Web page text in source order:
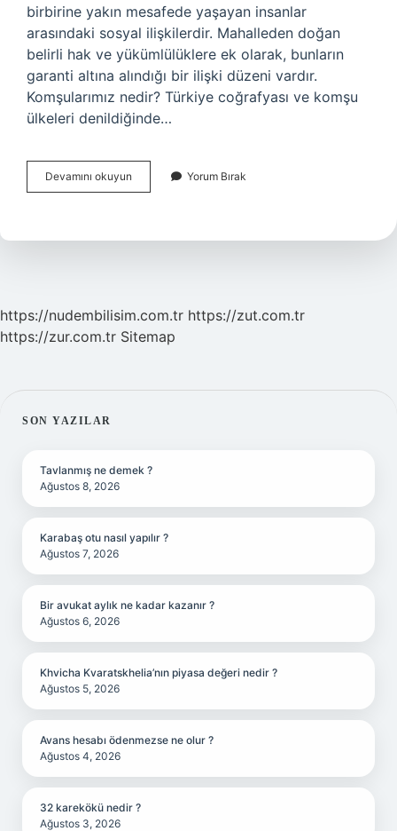
birbirine yakın mesafede yaşayan insanlar
arasındaki sosyal ilişkilerdir. Mahalleden doğan
belirli hak ve yükümlülüklere ek olarak, bunların
garanti altına alındığı bir ilişki düzeni vardır.
Komşularımız nedir? Türkiye coğrafyası ve komşu
ülkeleri denildiğinde…
Devamını okuyun Komşusu
Ne
Yorum Bırak
https://nudembilisim.com.tr https://zut.com.tr
https://zur.com.tr Sitemap
SIDEBAR
SON YAZILAR
Tavlanmış ne demek ?
Ağustos 8, 2026
Karabaş otu nasıl yapılır ?
Ağustos 7, 2026
Bir avukat aylık ne kadar kazanır ?
Ağustos 6, 2026
Khvicha Kvaratskhelia’nın piyasa değeri nedir ?
Ağustos 5, 2026
Avans hesabı ödenmezse ne olur ?
Ağustos 4, 2026
32 karekökü nedir ?
Ağustos 3, 2026